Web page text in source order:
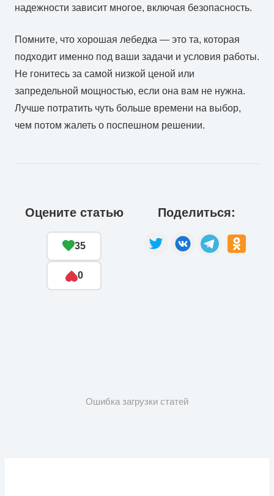
надежности зависит многое, включая безопасность.
Помните, что хорошая лебедка — это та, которая
подходит именно под ваши задачи и условия работы.
Не гонитесь за самой низкой ценой или
запредельной мощностью, если она вам не нужна.
Лучше потратить чуть больше времени на выбор,
чем потом жалеть о поспешном решении.
Оцените статью
35
0
Поделиться:
Ошибка загрузки статей